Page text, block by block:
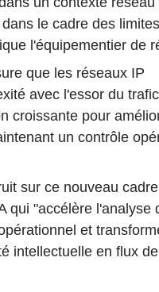
le cadre des
l'équipementier de
que les réseaux IP
avec l'essor du
croissante pour
un contrôle
sur ce nouveau
qui "accélère l'analyse
et
intellectuelle en flux de